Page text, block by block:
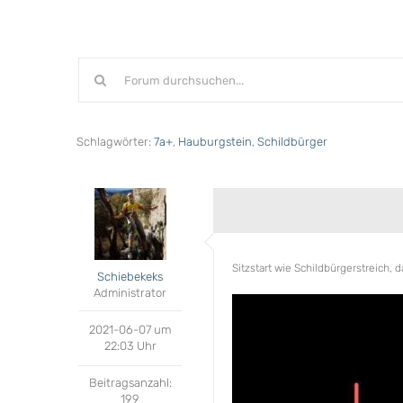
Schlagwörter: 7a+, Hauburgstein, Schildbürger
Schiebekeks
Administrator
2021-06-07 um
22:03 Uhr
Beitragsanzahl:
199
Sitzstart wie Schildbürgerstreich,